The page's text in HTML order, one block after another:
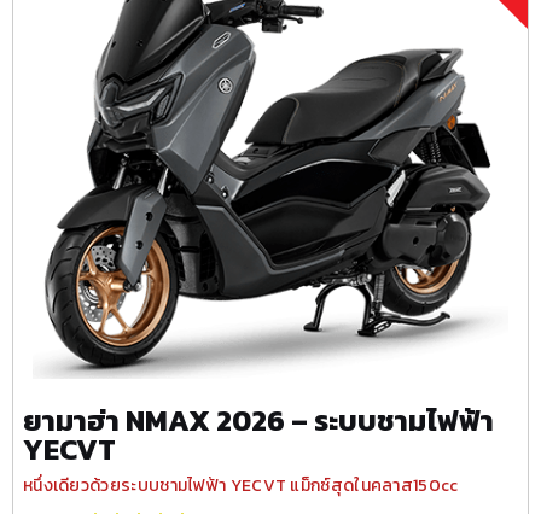
ยามาฮ่า NMAX 2026 – ระบบชามไฟฟ้า
YECVT
หนึ่งเดียวด้วยระบบชามไฟฟ้า YECVT แม็กซ์สุดในคลาส150cc